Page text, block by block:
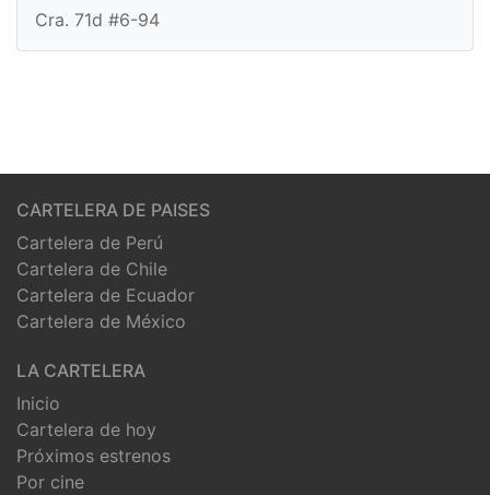
Cra. 71d #6-94
CARTELERA DE PAISES
Cartelera de Perú
Cartelera de Chile
Cartelera de Ecuador
Cartelera de México
LA CARTELERA
Inicio
Cartelera de hoy
Próximos estrenos
Por cine